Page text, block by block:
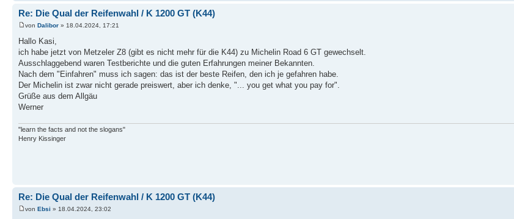
Re: Die Qual der Reifenwahl / K 1200 GT (K44)
von Dalibor » 18.04.2024, 17:21
Hallo Kasi,
ich habe jetzt von Metzeler Z8 (gibt es nicht mehr für die K44) zu Michelin Road 6 GT gewechselt.
Ausschlaggebend waren Testberichte und die guten Erfahrungen meiner Bekannten.
Nach dem "Einfahren" muss ich sagen: das ist der beste Reifen, den ich je gefahren habe.
Der Michelin ist zwar nicht gerade preiswert, aber ich denke, "... you get what you pay for".
Grüße aus dem Allgäu
Werner
"learn the facts and not the slogans"
Henry Kissinger
Re: Die Qual der Reifenwahl / K 1200 GT (K44)
von Ebsi » 18.04.2024, 23:02